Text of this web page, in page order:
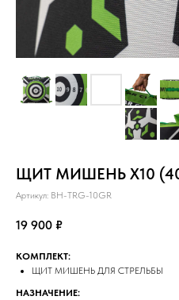
ЩИТ МИШЕНЬ X10
Артикул: BH-TRG-10GR
19 900 ₽
КОМПЛЕКТ:
ЩИТ МИШЕНЬ ДЛЯ СТРЕЛЬБЫ
НАЗНАЧЕНИЕ: